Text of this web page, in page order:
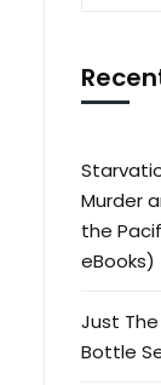
Murder
the
eBooks)
Just
Bottle